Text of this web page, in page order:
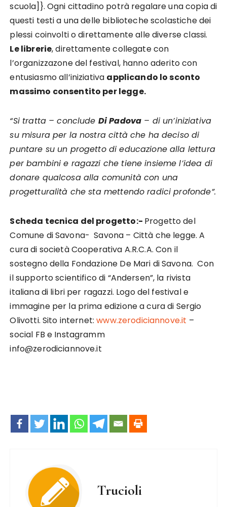
scuola]}. Ogni cittadino potrà regalare una copia di
questi testi a una delle biblioteche scolastiche dei
plessi coinvolti o direttamente alle diverse classi.
Le librerie, direttamente collegate con
l’organizzazone del festival, hanno aderito con
entusiasmo all’iniziativa applicando lo sconto
massimo consentito per legge.
“Si tratta – conclude Di Padova – di un’iniziativa
su misura per la nostra città che ha deciso di
puntare su un progetto di educazione alla lettura
per bambini e ragazzi che tiene insieme l’idea di
donare qualcosa alla comunità con una
progetturalità che sta mettendo radici profonde”.
Scheda tecnica del progetto:- Progetto del
Comune di Savona- Savona – Città che legge. A
cura di società Cooperativa A.R.C.A. Con il
sostegno della Fondazione De Mari di Savona. Con
il supporto scientifico di “Andersen”, la rivista
italiana di libri per ragazzi. Logo del festival e
immagine per la prima edizione a cura di Sergio
Olivotti. Sito internet:www.zerodiciannove.it –
social FB e Instagramm
info@zerodiciannove.it
Trucioli